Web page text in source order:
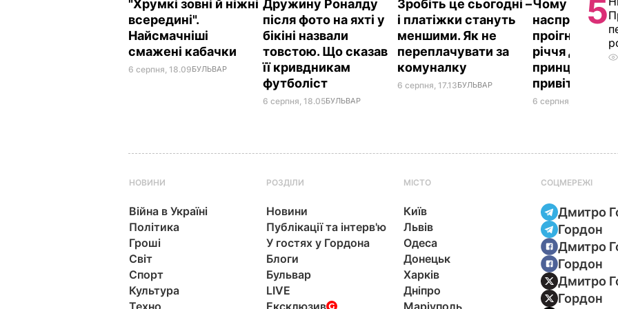
"Хрумкі зовні й ніжні
всередині".
Найсмачніші
смажені кабачки
6 серпня, 18.09БУЛЬВАР
Дружину Роналду
після фото на яхті у
бікіні назвали
товстою. Що сказав
її кривдникам
футболіст
6 серпня, 18.05БУЛЬВАР
Зробіть це сьогодні –
і платіжки стануть
меншими. Як не
переплачувати за
комуналку
6 серпня, 17.13БУЛЬВАР
Чому Чарльз
насправді
річчя
принца Гаррі і
привітав
6 серпня, 16.36
5
НОВИНИ
Війна в Україні
Політика
Гроші
Світ
Спорт
Культура
Техно
РОЗДІЛИ
Новини
Публікації та інтерв'ю
У гостях у Гордона
Блоги
Бульвар
LIVE
Ексклюзив
МІСТО
Київ
Львів
Одеса
Донецьк
Харків
Дніпро
Маріуполь
СОЦМЕРЕЖІ
Дмитро
Гордон
Дмитро
Гордон
Дмитро
Гордон